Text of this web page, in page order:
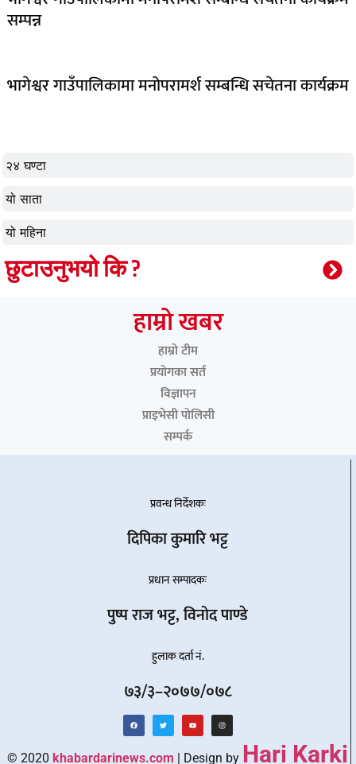
२४ घण्टा
यो साता
यो महिना
सम्पन्न
भागेश्वर गाउँपालिकामा मनोपरामर्श सम्बन्धि सचेतना कार्यक्रम
छुटाउनुभयो कि ?
हाम्रो खबर
हाम्रो टीम
प्रयोगका सर्त
विज्ञापन
प्राइभेसी पोलिसी
सम्पर्क
प्रवन्ध निर्देशकः
दिपिका कुमारि भट्ट
प्रधान सम्पादकः
पुष्प राज भट्ट, विनोद पाण्डे
हुलाक दर्ता नं.
७३/३–२०७७/०७८
© 2020 khabardarinews.com | Design by Hari Karki